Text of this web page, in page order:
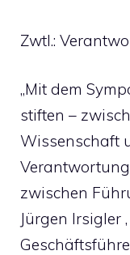
Zwtl.:
„Mit dem
stiften –
Wissenschaft
zwischen
Jürgen Irsigler ,